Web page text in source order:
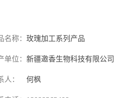
名称： 玫瑰加工系列产品
单位： 新疆邀香生物科技有限公司
人： 何枫